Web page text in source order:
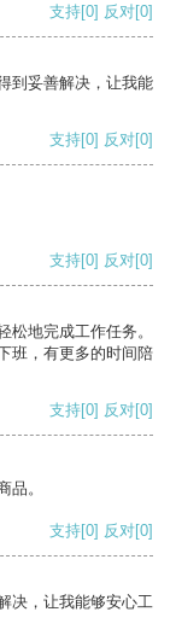
支持[0] 反对[0]
到妥善解决，让我能
支持[0] 反对[0]
支持[0] 反对[0]
地完成工作任务。
班，有更多的时间陪
支持[0] 反对[0]
品。
支持[0] 反对[0]
决，让我能够安心工